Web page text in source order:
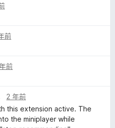
前
前
2 年前
this extension active. The
the miniplayer while